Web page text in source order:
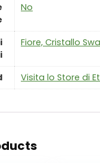
‎No
‎Fiore, Cristallo
Visita lo Store di